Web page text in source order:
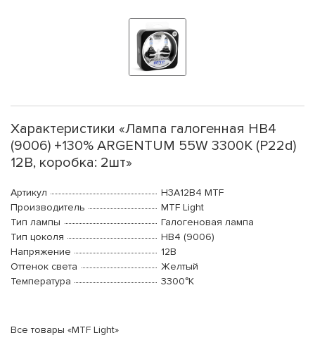
Характеристики «Лампа галогенная HB4
(9006) +130% ARGENTUM 55W 3300К (P22d)
12В, коробка: 2шт»
Артикул
H3A12B4 MTF
Производитель
MTF Light
Тип лампы
Галогеновая лампа
Тип цоколя
HB4 (9006)
Напряжение
12В
Оттенок света
Желтый
Температура
3300°K
Все товары «MTF Light»